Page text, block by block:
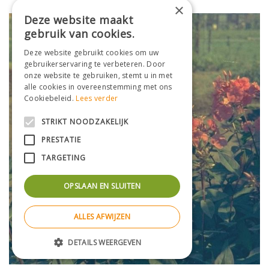
×
Deze website maakt
gebruik van cookies.
Deze website gebruikt cookies om uw
gebruikerservaring te verbeteren. Door
onze website te gebruiken, stemt u in met
alle cookies in overeenstemming met ons
Cookiebeleid.Lees verder
STRIKT NOODZAKELIJK
PRESTATIE
TARGETING
OPSLAAN EN SLUITEN
ALLES AFWIJZEN
DETAILS WEERGEVEN